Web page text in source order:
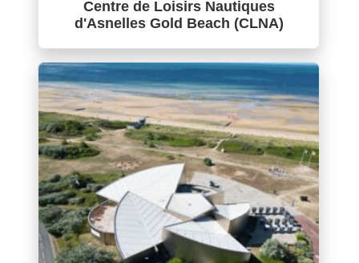
Centre de Loisirs Nautiques
d'Asnelles Gold Beach (CLNA)